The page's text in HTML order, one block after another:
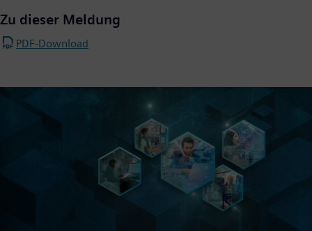
Zu dieser Meldung
PDF-Download